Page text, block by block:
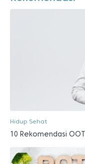
Hidup Sehat
10 Rekomendasi